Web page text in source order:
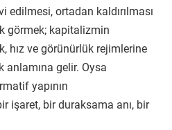
edilmesi, ortadan kaldırılması
görmek; kapitalizmin
hız ve görünürlük rejimlerine
gelir. Oysa
yapının
işaret, bir duraksama anı, bir